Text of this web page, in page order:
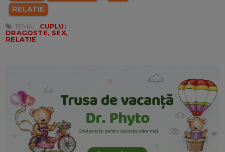
RELATIE
TEMA:
CUPLU:
DRAGOSTE, SEX,
RELATIE